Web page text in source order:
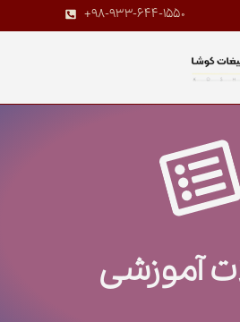
+98-933-644-1550
آموزشی